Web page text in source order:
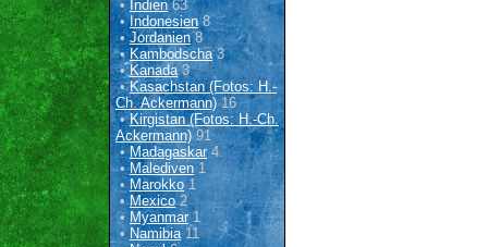
• Indien63
•Indonesien 8
•Jordanien8
•Kambodscha3
•Kanada3
•Kasachstan (Fotos: H.-
Ch. Ackermann)16
•Kirgistan (Fotos: H.-Ch.
Ackermann) 91
•Madagaskar 4
•Malediven 1
• Marokko 1
•Mexico2
•Myanmar 1
• Namibia11